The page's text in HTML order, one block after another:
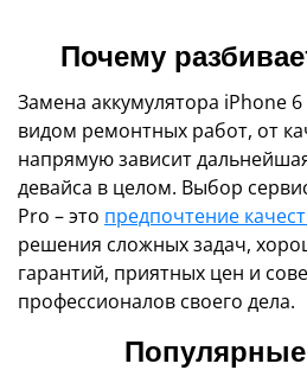
Почему
Замена аккумулятора iPhone 6
видом ремонтных работ, от
напрямую зависит
девайса в целом. Выбор
Pro – это предпочтение
решения сложных задач,
гарантий, приятных цен и
профессионалов своего дела.
Популярные